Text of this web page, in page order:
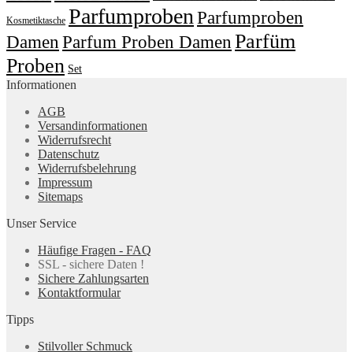
Kosmetiktasche Parfumproben Parfumproben
Damen Parfum Proben Damen Parfüm
Proben Set
Informationen
AGB
Versandinformationen
Widerrufsrecht
Datenschutz
Widerrufsbelehrung
Impressum
Sitemaps
Unser Service
Häufige Fragen - FAQ
SSL - sichere Daten !
Sichere Zahlungsarten
Kontaktformular
Tipps
Stilvoller Schmuck